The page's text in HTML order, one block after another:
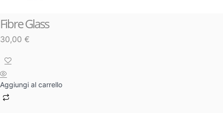
Fibre Glass
30,00 €
Aggiungi al carrello